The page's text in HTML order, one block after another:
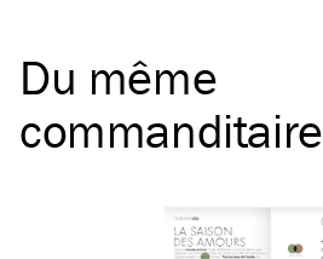
Du même
commanditaire